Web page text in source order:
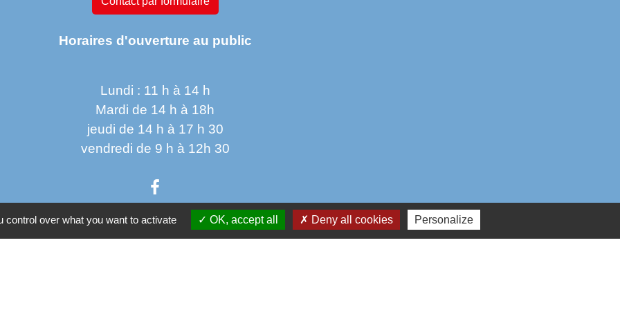
Horaires d'ouverture au public
Lundi : 11 h à 14 h
Mardi de 14 h à 18h
jeudi de 14 h à 17 h 30
vendredi de 9 h à 12h 30
Partenaires institutionnels
over what you want to activate OK, accept all Deny all cookies Personalize